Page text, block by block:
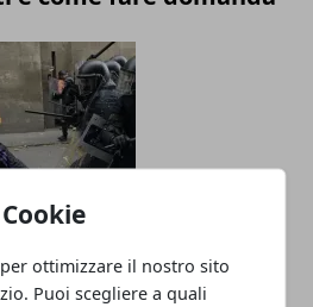
ottimizzare il nostro sito
Puoi scegliere a quali
tra indipendentisti e